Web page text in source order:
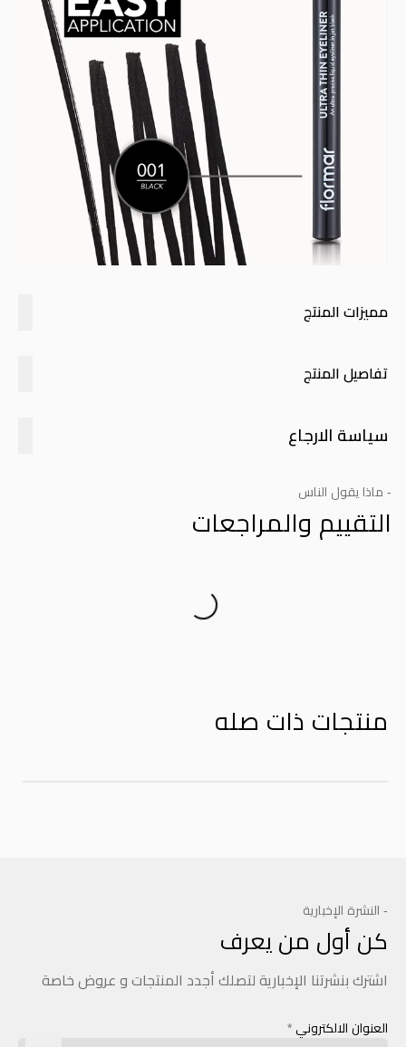
مميزات المنتج
تفاصيل المنتج
سياسة الارجاع
- ماذا يقول الناس
التقييم والمراجعات
منتجات ذات صله
- النشرة الإخبارية
كن أول من يعرف
اشترك بنشرتنا الإخبارية لتصلك أجدد المنتجات و عروض خاصة
العنوان الالكتروني *